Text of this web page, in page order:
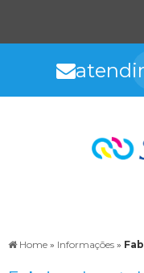
Home » Informações »